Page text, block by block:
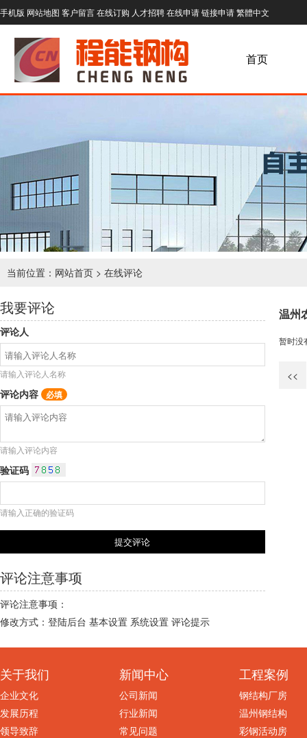
手机版 网站地图 客户留言在线订购 人才招聘在线申请链接申请繁體中文
首页
当前位置： 网站首页 > 在线评论
我要评论
评论人
请输入评论人名称
评论内容 必填
请输入评论内容
验证码
请输入正确的验证码
评论注意事项
评论注意事项：
修改方式：登陆后台 基本设置 系统设置 评论提示
温州
暂时没
<<
关于我们
企业文化
发展历程
领导致辞
新闻中心
公司新闻
行业新闻
常见问题
工程案例
钢结构厂房
温州钢结构
彩钢活动房